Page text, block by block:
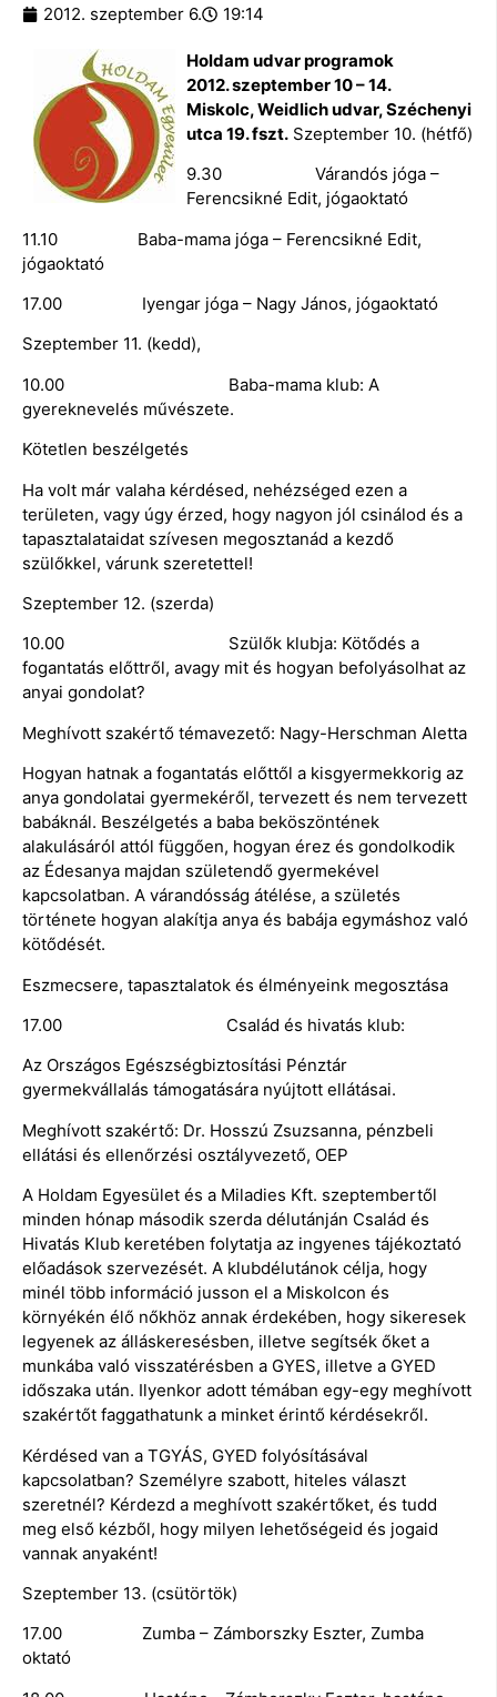
2012. szeptember 6. 19:14
Holdam udvar programok
2012. szeptember 10 – 14.
Miskolc, Weidlich udvar, Széchenyi
utca 19. fszt. Szeptember 10. (hétfő)
9.30 Várandós jóga –
Ferencsikné Edit, jógaoktató
11.10 Baba-mama jóga – Ferencsikné Edit,
jógaoktató
17.00 Iyengar jóga – Nagy János, jógaoktató
Szeptember 11. (kedd),
10.00 Baba-mama klub: A
gyereknevelés művészete.
Kötetlen beszélgetés
Ha volt már valaha kérdésed, nehézséged ezen a
területen, vagy úgy érzed, hogy nagyon jól csinálod és a
tapasztalataidat szívesen megosztanád a kezdő
szülőkkel, várunk szeretettel!
Szeptember 12. (szerda)
10.00 Szülők klubja: Kötődés a
fogantatás előttről, avagy mit és hogyan befolyásolhat az
anyai gondolat?
Meghívott szakértő témavezető: Nagy-Herschman Aletta
Hogyan hatnak a fogantatás előttől a kisgyermekkorig az
anya gondolatai gyermekéről, tervezett és nem tervezett
babáknál. Beszélgetés a baba beköszöntének
alakulásáról attól függően, hogyan érez és gondolkodik
az Édesanya majdan születendő gyermekével
kapcsolatban. A várandósság átélése, a születés
története hogyan alakítja anya és babája egymáshoz való
kötődését.
Eszmecsere, tapasztalatok és élményeink megosztása
17.00 Család és hivatás klub:
Az Országos Egészségbiztosítási Pénztár
gyermekvállalás támogatására nyújtott ellátásai.
Meghívott szakértő: Dr. Hosszú Zsuzsanna, pénzbeli
ellátási és ellenőrzési osztályvezető, OEP
A Holdam Egyesület és a Miladies Kft. szeptembertől
minden hónap második szerda délutánján Család és
Hivatás Klub keretében folytatja az ingyenes tájékoztató
előadások szervezését. A klubdélutánok célja, hogy
minél több információ jusson el a Miskolcon és
környékén élő nőkhöz annak érdekében, hogy sikeresek
legyenek az álláskeresésben, illetve segítsék őket a
munkába való visszatérésben a GYES, illetve a GYED
időszaka után. Ilyenkor adott témában egy-egy meghívott
szakértőt faggathatunk a minket érintő kérdésekről.
Kérdésed van a TGYÁS, GYED folyósításával
kapcsolatban? Személyre szabott, hiteles választ
szeretnél? Kérdezd a meghívott szakértőket, és tudd
meg első kézből, hogy milyen lehetőségeid és jogaid
vannak anyaként!
Szeptember 13. (csütörtök)
17.00 Zumba – Zámborszky Eszter, Zumba
oktató